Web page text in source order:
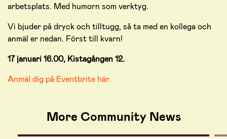
arbetsplats. Med humorn som verktyg.
Vi bjuder på dryck och tilltugg, så ta med en kollega och
anmäl er nedan. Först till kvarn!
17 januari 16.00, Kistagången 12.
Anmäl dig på Eventbrite här.
More Community News